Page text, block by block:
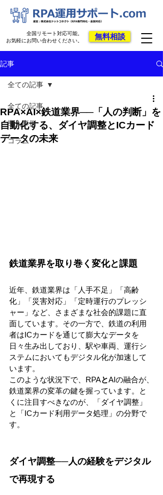
無料相談
全国リモート対応可能。
お気軽にお問い合わせください。
記事
全ての記事
導入事例
コラム
全ての記事
RPA×AI×鉄道業界──「人の判断」を
自動化する、ダイヤ調整とICカード
データの未来
鉄道業界を取り巻く変化と課題
近年、鉄道業界は「人手不足」「高齢
化」「災害対応」「定時運行のプレッシ
ャー」など、さまざまな社会的課題に直
面しています。その一方で、鉄道の利用
者はICカードを通じて膨大なデータを
日々生み出しており、駅や車両、運行シ
ステムにおいてもデジタル化が加速して
います。
このような状況下で、RPAとAIの融合が、
鉄道業界の変革の鍵を握っています。と
くに注目すべきなのが、「ダイヤ調整」
と「ICカード利用データ処理」の分野で
す。
ダイヤ調整──人の経験をデジタル
で再現する